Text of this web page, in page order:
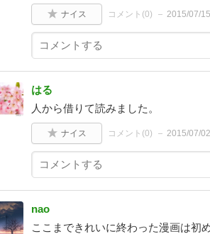
ナイス コメント(0) 2015/07/15
はる
人から借りて読みました。
ナイス コメント(0) 2015/07/02
nao
ここまできれいに終わった漫画は初